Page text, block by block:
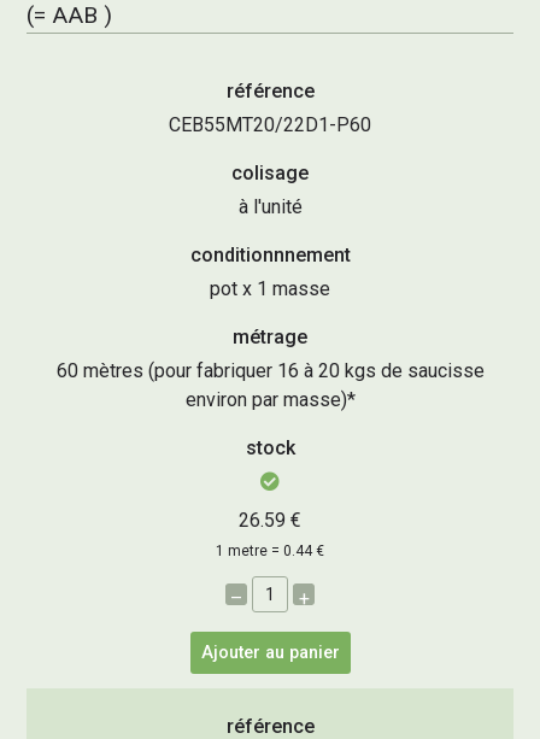
(= AAB )
référence
CEB55MT20/22D1-P60
colisage
à l'unité
conditionnnement
pot x 1 masse
métrage
60 mètres (pour fabriquer 16 à 20 kgs de saucisse
environ par masse)*
stock
26.59 €
1 metre = 0.44 €
– +
Ajouter au panier
référence